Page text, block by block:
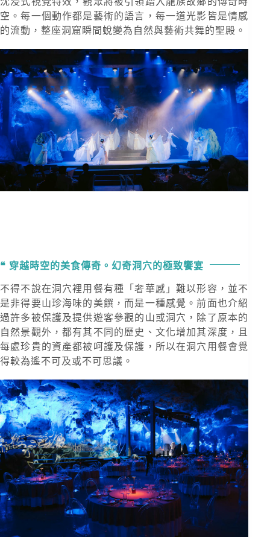
空。每一個動作都是藝術的語言，每一道光影皆是情感
的流動，整座洞窟瞬間蛻變為自然與藝術共舞的聖殿。
穿越時空的美食傳奇。幻奇洞穴的極致饗宴
不得不說在洞穴裡用餐有種「奢華感」難以形容，並不
是非得要山珍海味的美饌，而是一種感覺。前面也介紹
過許多被保護及提供遊客參觀的山或洞穴，除了原本的
自然景觀外，都有其不同的歷史、文化增加其深度，且
每處珍貴的資產都被呵護及保護，所以在洞穴用餐會覺
得較為遙不可及或不可思議。